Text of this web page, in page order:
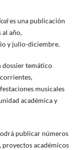
es una publicación
al año,
y julio-diciembre.
dossier temático
musicales
académica y
publicar números
proyectos académicos